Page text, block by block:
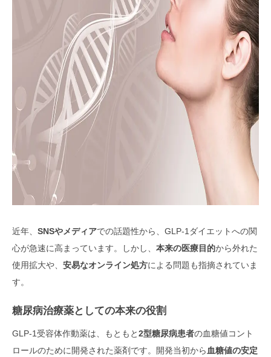
近年、 SNSやメディアでの話題性から、GLP-1ダイエットへの関
心が急速に高まっています。しかし、 本来の医療目的から外れた
使用拡大や、 安易なオンライン処方による問題も指摘されていま
す。
糖尿病治療薬としての本来の役割
GLP-1受容体作動薬は、もともと2型糖尿病患者の血糖値コント
ロールのために開発された薬剤です。開発当初から 血糖値の安定